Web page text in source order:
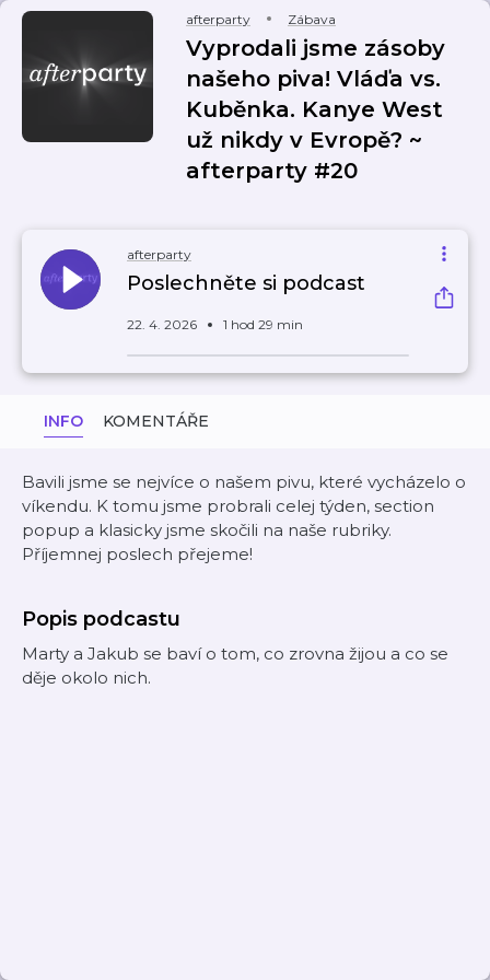
afterparty Zábava
Vyprodali jsme zásoby
našeho piva! Vláďa vs.
Kuběnka. Kanye West
už nikdy v Evropě? ~
afterparty #20
afterparty
Poslechněte si podcast
22. 4. 2026 1 hod 29 min
INFO KOMENTÁŘE
Bavili jsme se nejvíce o našem pivu, které vycházelo o
víkendu. K tomu jsme probrali celej týden, section
popup a klasicky jsme skočili na naše rubriky.
Příjemnej poslech přejeme!
Popis podcastu
Marty a Jakub se baví o tom, co zrovna žijou a co se
děje okolo nich.